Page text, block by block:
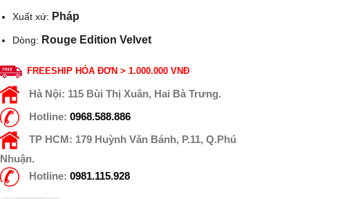
Xuất xứ: Pháp
Dòng: Rouge Edition Velvet
FREESHIP HÓA ĐƠN > 1.000.000 VNĐ
Hà Nội: 115 Bùi Thị Xuân, Hai Bà Trưng.
Hotline:0968.588.886
TP HCM: 179 Huỳnh Văn Bánh, P.11, Q.Phú
Nhuận.
Hotline:0981.115.928